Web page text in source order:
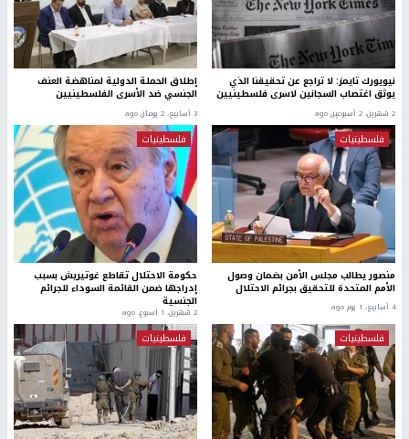
نيويورك تايمز: لا تراجع عن تحقيقنا الذي
يوثق اغتصاب السجانين لاسرى فلسطينيين
2 شهرين، 2 أسبوعين ago
إطلاق الحملة الدولية لمناهضة العنف
الجنسي ضد الأسرى الفلسطينيين
3 أسابيع، 2 يومان ago
فلسطينيات
منصور يطالب مجلس الأمن بضمان وصول
الأمم المتحدة للتحقيق بجرائم الاحتلال
4 أسابيع، 1 يوم ago
فلسطينيات
حكومة الاحتلال تقاطع غوتيريش بسبب
إدراجها ضمن القائمة السوداء للجرائم
الجنسية
2 شهرين، 1 اسبوع. ago
فلسطينيات فلسطينيات